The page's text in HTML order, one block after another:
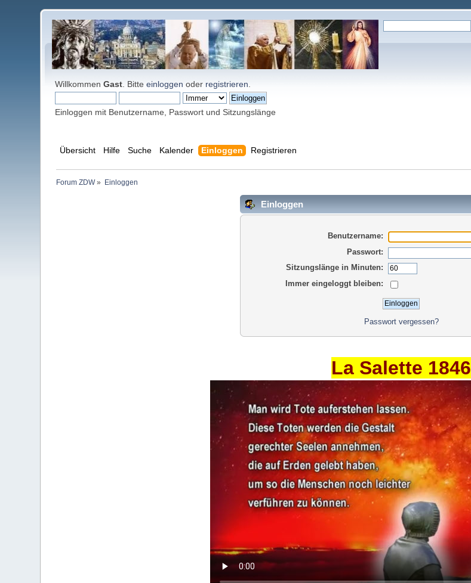
WillkommenGast . Bitteeinloggen oder registrieren
Einloggen mit Benutzername, Passwort und Sitzungslänge
Übersicht Hilfe Suche Kalender Einloggen Registrieren
Forum ZDW» Einloggen
Einloggen
Benutzername:
Passwort:
Sitzungslänge in Minuten:
Immer eingeloggt bleiben:
Passwort vergessen?
La Salette 1846